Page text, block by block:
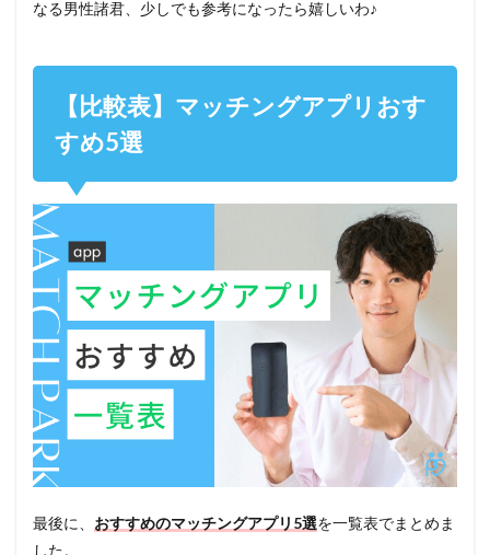
なる男性諸君、少しでも参考になったら嬉しいわ♪
【比較表】マッチングアプリおす
すめ5選
最後に、 おすすめのマッチングアプリ5選を一覧表でまとめま
した。